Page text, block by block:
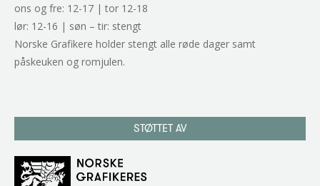
ons og fre: 12-17 | tor 12-18
lør: 12-16 | søn – tir: stengt
Norske Grafikere holder stengt alle røde dager samt
påskeuken og romjulen.
STØTTET AV